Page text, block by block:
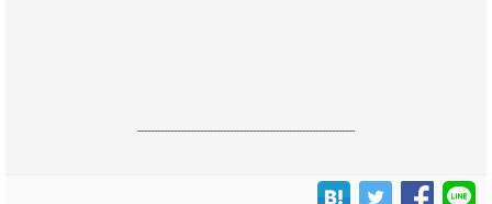
------------------------------------------------------------------